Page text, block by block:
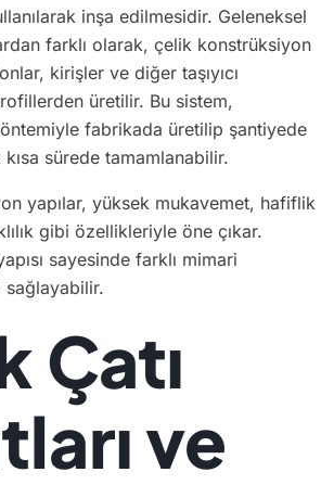
inşa edilmesidir. Geleneksel
farklı olarak, çelik konstrüksiyon
kirişler ve diğer taşıyıcı
üretilir. Bu sistem,
fabrikada üretilip şantiyede
kısa sürede tamamlanabilir.
yapılar, yüksek mukavemet, hafiflik
gibi özellikleriyle öne çıkar.
sayesinde farklı mimari
sağlayabilir.
Çatı
ve